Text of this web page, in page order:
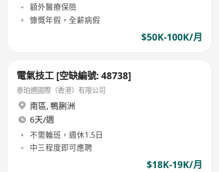
額外醫療保險
慷慨年假，全薪病假
$50K-100K/月
電氣技工 [空缺編號: 48738]
泰珀邇國際（香港）有限公司
南區, 鴨脷洲
6天/週
不需輪班，週休1.5日
中三程度即可應聘
$18K-19K/月